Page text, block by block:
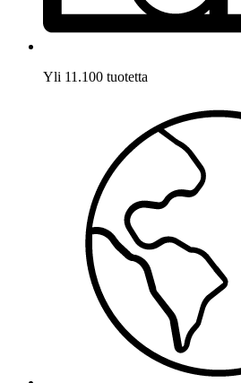
Yli 11.100 tuotetta